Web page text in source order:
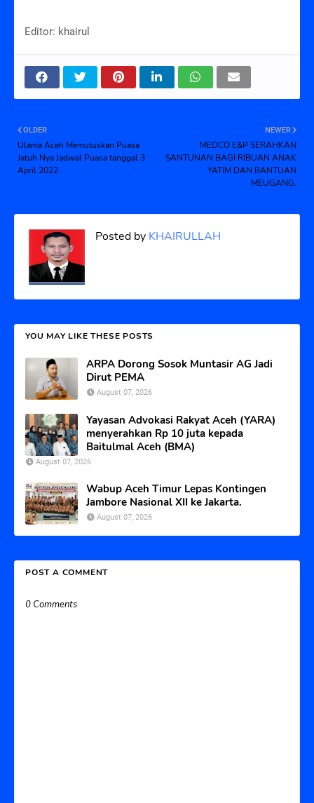
Editor: khairul
NEWER
MEDCO E&P SERAHKAN
SANTUNAN BAGI RIBUAN ANAK
YATIM DAN BANTUAN
MEUGANG.
OLDER
Ulama Aceh Memutuskan Puasa
Jatuh Nya Jadwal Puasa tanggal 3
April 2022.
Posted by KHAIRULLAH
YOU MAY LIKE THESE POSTS
ARPA Dorong Sosok Muntasir AG Jadi
Dirut PEMA
August 07, 2026
Yayasan Advokasi Rakyat Aceh (YARA)
menyerahkan Rp 10 juta kepada
Baitulmal Aceh (BMA)
August 07, 2026
Wabup Aceh Timur Lepas Kontingen
Jambore Nasional XII ke Jakarta.
August 07, 2026
POST A COMMENT
0 Comments